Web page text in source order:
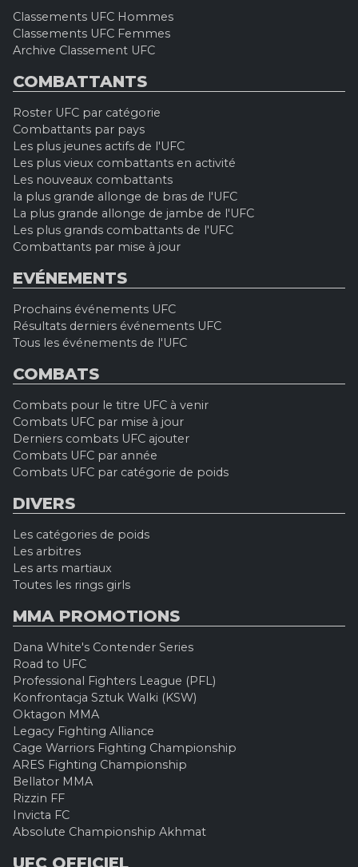
Classements UFC Hommes
Classements UFC Femmes
Archive Classement UFC
COMBATTANTS
Roster UFC par catégorie
Combattants par pays
Les plus jeunes actifs de l'UFC
Les plus vieux combattants en activité
Les nouveaux combattants
la plus grande allonge de bras de l'UFC
La plus grande allonge de jambe de l'UFC
Les plus grands combattants de l'UFC
Combattants par mise à jour
EVÉNEMENTS
Prochains événements UFC
Résultats derniers événements UFC
Tous les événements de l'UFC
COMBATS
Combats pour le titre UFC à venir
Combats UFC par mise à jour
Derniers combats UFC ajouter
Combats UFC par année
Combats UFC par catégorie de poids
DIVERS
Les catégories de poids
Les arbitres
Les arts martiaux
Toutes les rings girls
MMA PROMOTIONS
Dana White's Contender Series
Road to UFC
Professional Fighters League (PFL)
Konfrontacja Sztuk Walki (KSW)
Oktagon MMA
Legacy Fighting Alliance
Cage Warriors Fighting Championship
ARES Fighting Championship
Bellator MMA
Rizzin FF
Invicta FC
Absolute Championship Akhmat
UFC OFFICIEL